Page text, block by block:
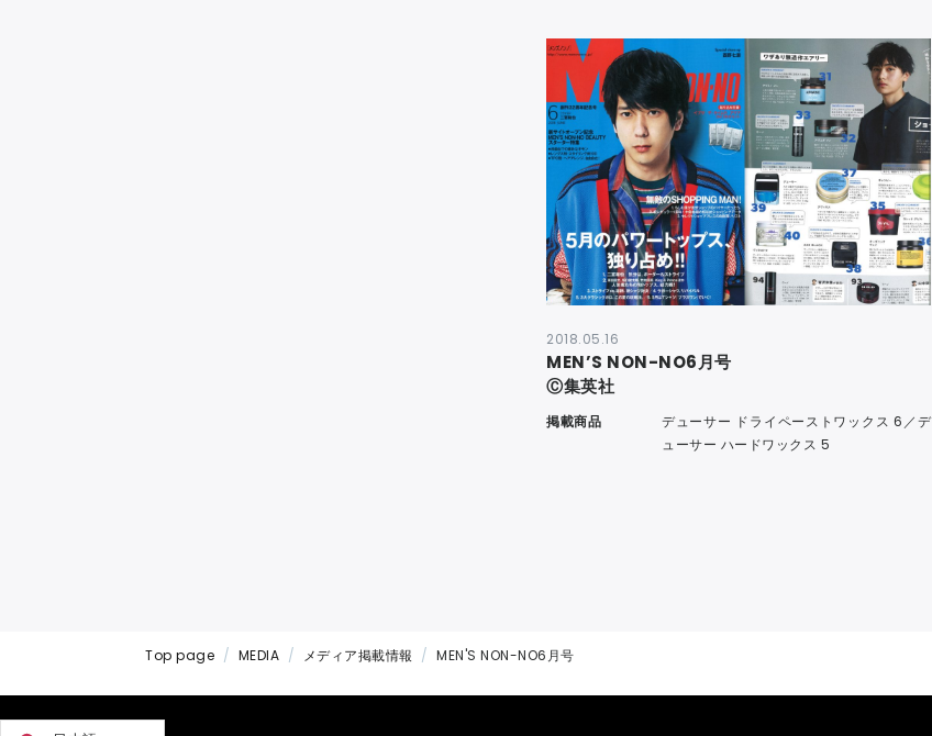
2018.05.16
MEN’S NON-NO6月号
Ⓒ集英社
掲載商品
デューサー ドライペーストワックス 6／デ
ューサー ハードワックス 5
Top page MEDIA メディア掲載情報 MEN'S NON-NO6月号